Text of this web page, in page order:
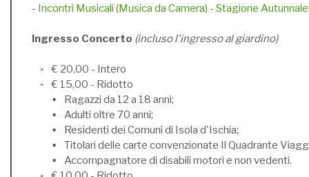
- Incontri Musicali (Musica da Camera) - Stagione
Ingresso Concerto (incluso l'ingresso al giardino)
◦ € 20,00 - Intero
◦ € 15,00 - Ridotto
▪ Ragazzi da 12 a 18 anni;
▪ Adulti oltre 70 anni;
▪ Residenti dei Comuni di Isola d'Ischia;
▪ Titolari delle carte convenzionate Il Quadrante
▪ Accompagnatore di disabili motori e non vedenti.